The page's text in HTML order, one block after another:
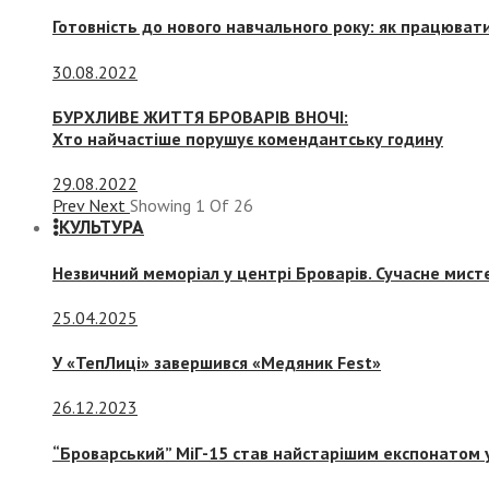
Готовність до нового навчального року: як
30.08.2022
БУРХЛИВЕ ЖИТТЯ БРОВАРІВ ВНОЧІ:
Хто найчастіше порушує комендантську годину
29.08.2022
Prev Next Showing 1 Of 26
КУЛЬТУРА
Незвичний меморіал у центрі Броварів. Сучасне
25.04.2025
У «ТепЛиці» завершився «Медяник Fest»
26.12.2023
“Броварський” МіГ-15 став найстарішим експонатом